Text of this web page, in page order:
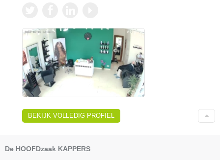
BEKIJK VOLLEDIG PROFIEL
De HOOFDzaak KAPPERS